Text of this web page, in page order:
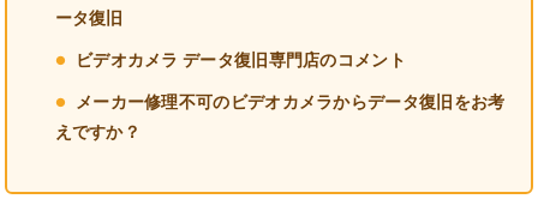
ータ復旧
ビデオカメラ データ復旧専門店のコメント
メーカー修理不可のビデオカメラからデータ復旧をお考
えですか？